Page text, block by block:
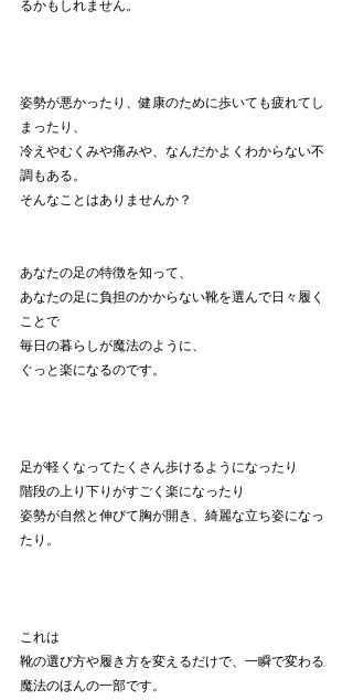
るかもしれません。
姿勢が悪かったり、健康のために歩いても疲れてし
まったり、
冷えやむくみや痛みや、なんだかよくわからない不
調もある。
そんなことはありませんか？
あなたの足の特徴を知って、
あなたの足に負担のかからない靴を選んで日々履く
ことで
毎日の暮らしが魔法のように、
ぐっと楽になるのです。
足が軽くなってたくさん歩けるようになったり
階段の上り下りがすごく楽になったり
姿勢が自然と伸びて胸が開き、綺麗な立ち姿になっ
たり。
これは
靴の選び方や履き方を変えるだけで、一瞬で変わる
魔法のほんの一部です。